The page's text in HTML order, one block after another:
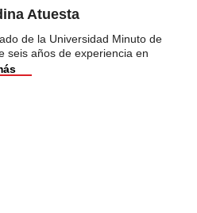
Atuesta
de la Universidad Minuto de
seis años de experiencia en